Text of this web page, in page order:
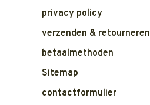
privacy policy
verzenden & retourneren
betaalmethoden
Sitemap
contactformulier